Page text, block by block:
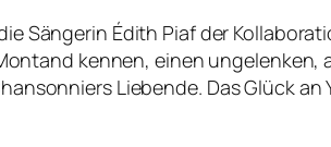
Sängerin Édith Piaf der
kennen, einen
Liebende. Das Glück an